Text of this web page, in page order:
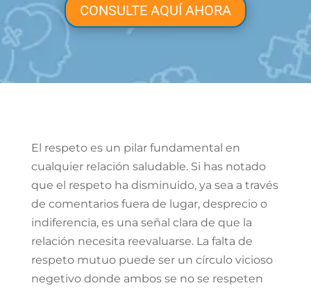
CONSULTE AQUÍ AHORA
El respeto es un pilar fundamental en
cualquier relación saludable. Si has notado
que el respeto ha disminuido, ya sea a través
de comentarios fuera de lugar, desprecio o
indiferencia, es una señal clara de que la
relación necesita reevaluarse. La falta de
respeto mutuo puede ser un círculo vicioso
negetivo donde ambos se no se respeten